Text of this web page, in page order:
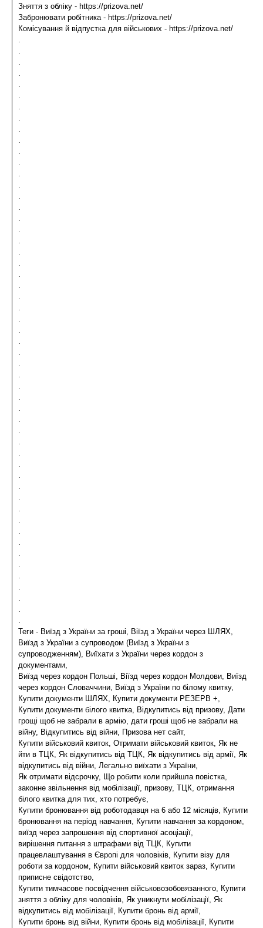
Зняття з обліку - https://prizova.net/
Забронювати робітника - https://prizova.net/
Комісування й відпустка для військових - https://prizova.net/
.
.
.
.
.
.
.
.
.
.
.
.
.
.
.
.
.
.
.
.
.
.
.
.
.
.
.
.
.
.
.
.
.
.
.
.
.
.
.
.
.
.
.
.
.
.
.
.
.
.
.
.
.
Теги - Виїзд з України за гроші, Віїзд з України через ШЛЯХ,
Виїзд з України з супроводом (Виїзд з України з
супроводженням), Виїхати з України через кордон з
документами,
Виїзд через кордон Польші, Віїзд через кордон Молдови, Виїзд
через кордон Словаччини, Виїзд з України по білому квитку,
Купити документи ШЛЯХ, Купити документи РЕЗЕРВ +,
Купити документи білого квитка, Відкупитись від призову, Дати
грощі щоб не забрали в армію, дати гроші щоб не забрали на
війну, Відкупитись від війни, Призова нет сайт,
Купити військовий квиток, Отримати військовий квиток, Як не
йти в ТЦК, Як відкупитись від ТЦК, Як відкупитись від армії, Як
відкупитись від війни, Легально виїхати з України,
Як отримати відсрочку, Що робити коли прийшла повістка,
законне звільнення від мобілізації, призову, ТЦК, отримання
білого квитка для тих, хто потребує,
Купити бронювання від роботодавця на 6 або 12 місяців, Купити
бронювання на період навчання, Купити навчання за кордоном,
виїзд через запрошення від спортивної асоціації,
вирішення питання з штрафами від ТЦК, Купити
працевлаштування в Європі для чоловіків, Купити візу для
роботи за кордоном, Купити військовий квиток зараз, Купити
приписне свідотство,
Купити тимчасове посвідчення військовозобовязанного, Купити
зняття з обліку для чоловіків, Як уникнути мобілізації, Як
відкупитись від мобілізації, Купити бронь від армії,
Купити бронь від війни, Купити бронь від мобілізації, Купити